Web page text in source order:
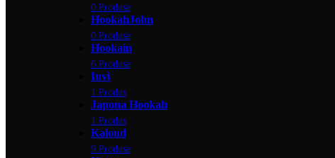
0 Produse
HookahJohn
0 Produse
Hookain
6 Produse
Invi
1 Produs
Japona Hookah
1 Produs
Kaloud
9 Produse